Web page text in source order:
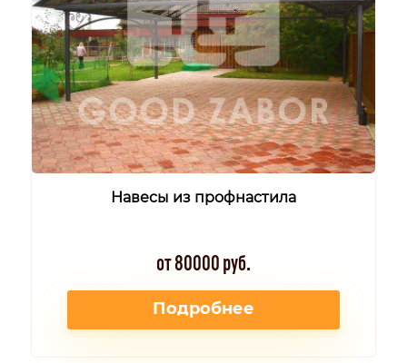
Навесы из профнастила
от 80000 руб.
Подробнее